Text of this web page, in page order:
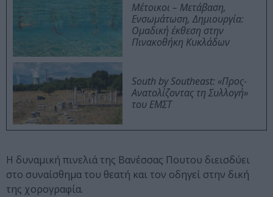
Μέτοικοι – Μετάβαση,
Ενσωμάτωση, Δημιουργία:
Ομαδική έκθεση στην
Πινακοθήκη Κυκλάδων
South by Southeast: «Προς-
Ανατολίζοντας τη Συλλογή»
του ΕΜΣΤ
Η δυναμική πινελιά της Βανέσσας Πουτου διεισδύει
στο συναίσθημα του θεατή και τον οδηγεί στην δική
της χορογραφία.